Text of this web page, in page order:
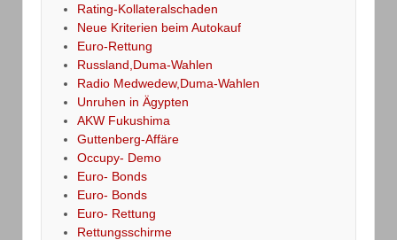
Rating-Kollateralschaden
Neue Kriterien beim Autokauf
Euro-Rettung
Russland,Duma-Wahlen
Radio Medwedew,Duma-Wahlen
Unruhen in Ägypten
AKW Fukushima
Guttenberg-Affäre
Occupy- Demo
Euro- Bonds
Euro- Bonds
Euro- Rettung
Rettungsschirme